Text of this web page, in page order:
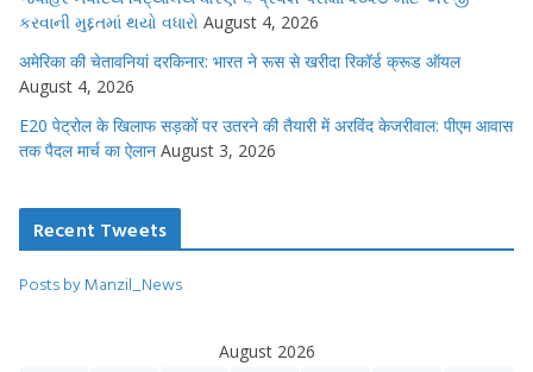
કરવાની મુદ્દતમાં થયો વધારો August 4, 2026
अमेरिका की चेतावनियां दरकिनार: भारत ने रूस से खरीदा रिकॉर्ड क्रूड ऑयल
August 4, 2026
E20 पेट्रोल के खिलाफ सड़कों पर उतरने की तैयारी में अरविंद केजरीवाल: पीएम आवास
तक पैदल मार्च का ऐलान August 3, 2026
Recent Tweets
Posts by Manzil_News
August 2026